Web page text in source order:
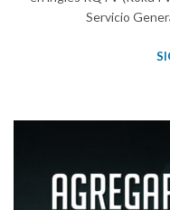
Servicio